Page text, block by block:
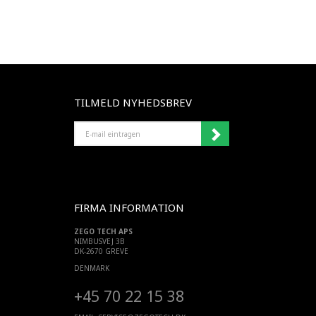
TILMELD NYHEDSBREV
MAIL
EINTRAGEN
FIRMA INFORMATION
ZEGO TECH APS
NIMBUSVEJ 3B
DK-2670 GREVE
DENMARK
+45 70 22 15 38